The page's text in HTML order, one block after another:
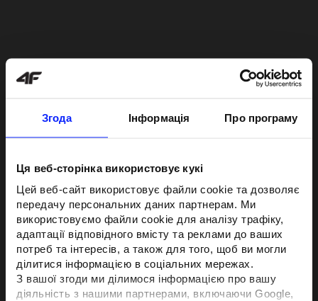
Згода Інформація Про програму
Ця веб-сторінка використовує кукі
Цей веб-сайт використовує файли cookie та дозволяє
передачу персональних даних партнерам. Ми
використовуємо файли cookie для аналізу трафіку,
адаптації відповідного вмісту та реклами до ваших
потреб та інтересів, а також для того, щоб ви могли
ділитися інформацією в соціальних мережах.
З вашої згоди ми ділимося інформацією про вашу
діяльність з нашими партнерами, включаючи Google,